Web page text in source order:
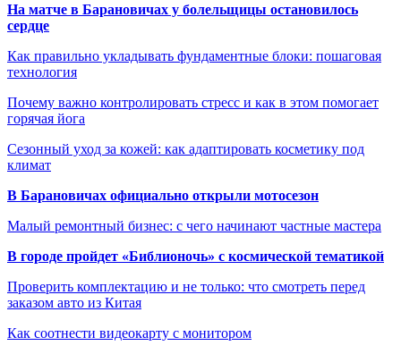
На матче в Барановичах у болельщицы остановилось
сердце
Как правильно укладывать фундаментные блоки: пошаговая
технология
Почему важно контролировать стресс и как в этом помогает
горячая йога
Сезонный уход за кожей: как адаптировать косметику под
климат
В Барановичах официально открыли мотосезон
Малый ремонтный бизнес: с чего начинают частные мастера
В городе пройдет «Библионочь» с космической тематикой
Проверить комплектацию и не только: что смотреть перед
заказом авто из Китая
Как соотнести видеокарту с монитором